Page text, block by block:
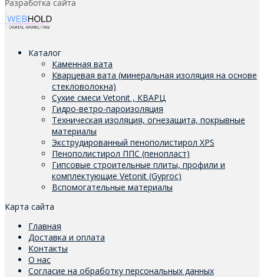
Разработка сайта
Каталог
Каменная вата
Кварцевая вата (минеральная изоляция на основе
стекловолокна)
Сухие смеси Vetonit , КВАРЦ
Гидро-ветро-пароизоляция
Техническая изоляция, огнезащита, покрывные
материалы
Экструдированный пенополистирол XPS
Пенополистирол ППС (пенопласт)
Гипсовые строительные плиты, профили и
комплектующие Vetonit (Gyproc)
Вспомогательные материалы
Карта сайта
Главная
Доставка и оплата
Контакты
О нас
Согласие на обработку персональных данных